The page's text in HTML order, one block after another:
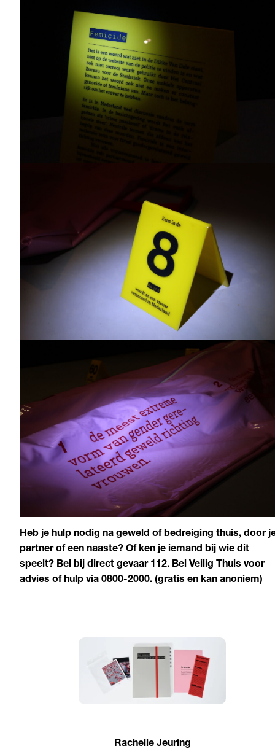
Heb je hulp nodig na geweld of bedreiging thuis, door
partner of een naaste? Of ken je iemand bij wie dit
speelt? Bel bij direct gevaar 112. Bel Veilig Thuis voor
advies of hulp via 0800-2000. (gratis en kan anoniem)
Rachelle Jeuring